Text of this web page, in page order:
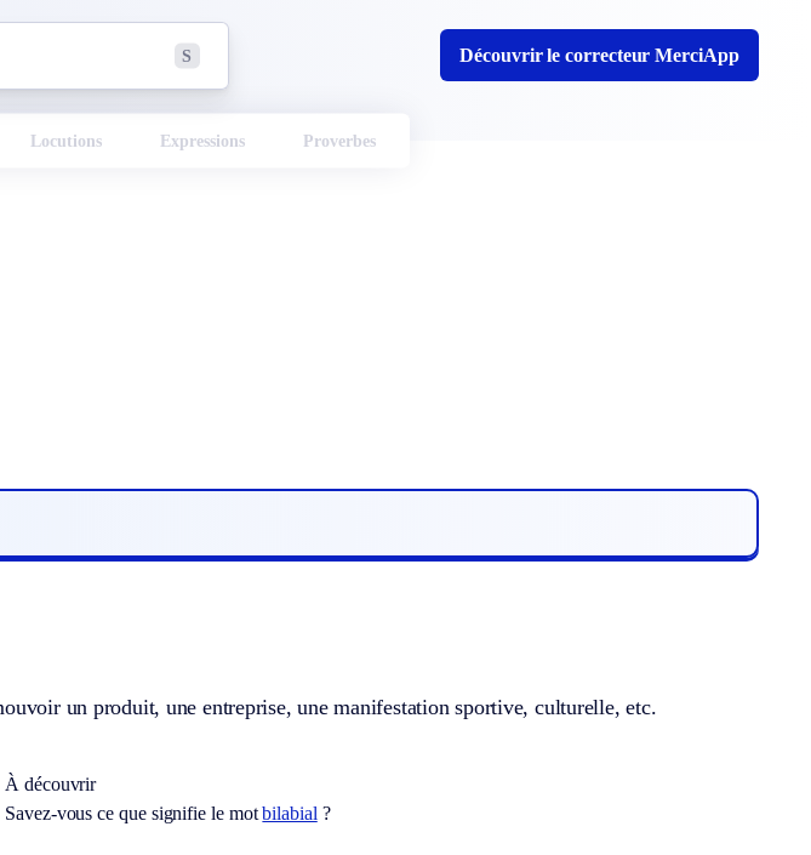
S Découvrir le correcteur MerciApp
Locutions Expressions Proverbes
un produit, une entreprise, une manifestation sportive, culturelle, etc.
À découvrir
Savez-vous ce que signifie le motbilabial ?